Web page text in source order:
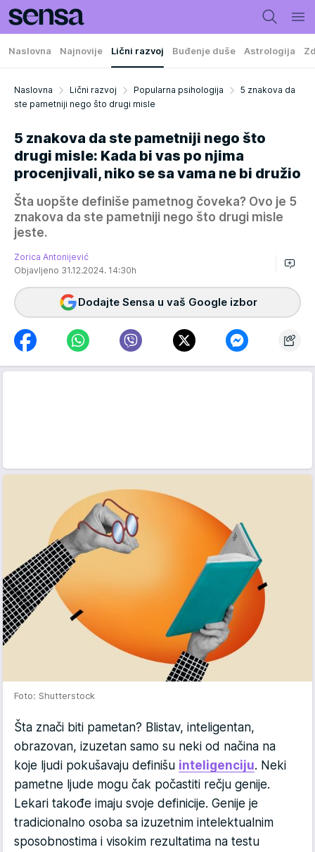
Naslovna Najnovije Lični razvoj Buđenje duše Astrologija
Naslovna Lični razvoj Popularna psihologija
5 znakova da
ste pametniji nego što drugi misle
5 znakova da ste pametniji nego što
drugi misle: Kada bi vas po njima
procenjivali, niko se sa vama ne bi družio
Šta uopšte definiše pametnog čoveka? Ovo je 5
znakova da ste pametniji nego što drugi misle
jeste.
Zorica Antonijević
Objavljeno 31.12.2024. 14:30h
Dodajte Sensa u vaš Google izbor
Foto: Shutterstock
Šta znači biti pametan? Blistav, inteligentan,
obrazovan, izuzetan samo su neki od načina na
koje ljudi pokušavaju definišu inteligenciju. Neki
pametne ljude mogu čak počastiti rečju genije.
Lekari takođe imaju svoje definicije. Genije je
tradicionalno osoba sa izuzetnim intelektualnim
sposobnostima i visokim rezultatima na testu